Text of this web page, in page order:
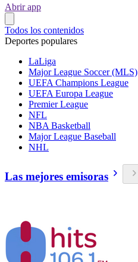
Abrir app
Todos los contenidos
Deportes populares
LaLiga
Major League Soccer (MLS)
UEFA Champions League
UEFA Europa League
Premier League
NFL
NBA Basketball
Major League Baseball
NHL
Las mejores emisoras